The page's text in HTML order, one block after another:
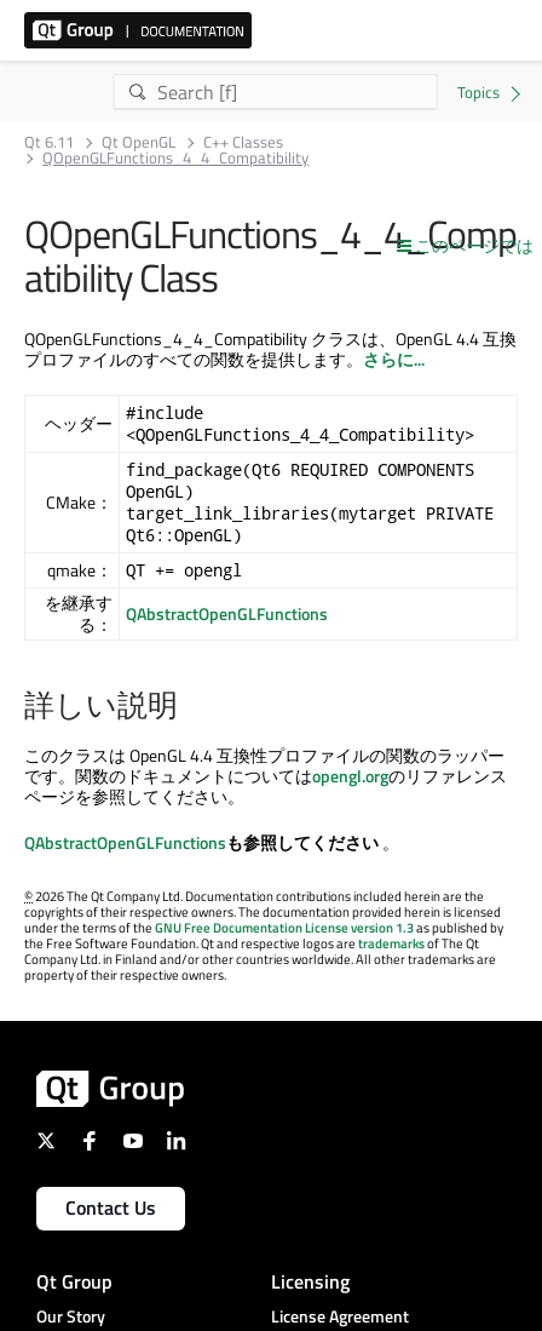
Qt 6.11 Qt OpenGL C++ Classes
QOpenGLFunctions_4_4_Compatibility
このページでは
QOpenGLFunctions_4_4_Comp
atibility Class
QOpenGLFunctions_4_4_Compatibility クラスは、OpenGL 4.4 互換
プロファイルのすべての関数を提供します。 さらに...
ヘッダー
#include
<QOpenGLFunctions_4_4_Compatibility>
CMake：
find_package(Qt6 REQUIRED COMPONENTS
OpenGL)
target_link_libraries(mytarget PRIVATE
Qt6::OpenGL)
qmake： QT += opengl
を継承す
る：
QAbstractOpenGLFunctions
詳しい説明
このクラスは OpenGL 4.4 互換性プロファイルの関数のラッパー
です。関数のドキュメントについてはopengl.orgのリファレンス
ページを参照してください。
QAbstractOpenGLFunctionsも参照してください。
©2026 The Qt Company Ltd. Documentation contributions included herein are the
copyrights of their respective owners. The documentation provided herein is licensed
under the terms of theGNU Free Documentation License version 1.3as published by
the Free Software Foundation. Qt and respective logos aretrademarksof The Qt
Company Ltd. in Finland and/or other countries worldwide. All other trademarks are
property of their respective owners.
Contact Us
Qt Group
Our Story
Licensing
License Agreement